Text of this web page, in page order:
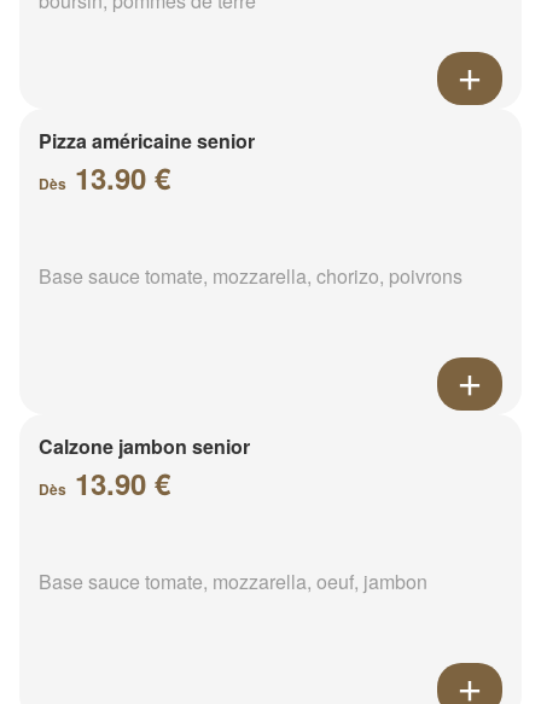
Pizza américaine senior
Dès 13.90 €
Base sauce tomate, mozzarella, chorizo, poivrons
Calzone jambon senior
Dès 13.90 €
Base sauce tomate, mozzarella, oeuf, jambon